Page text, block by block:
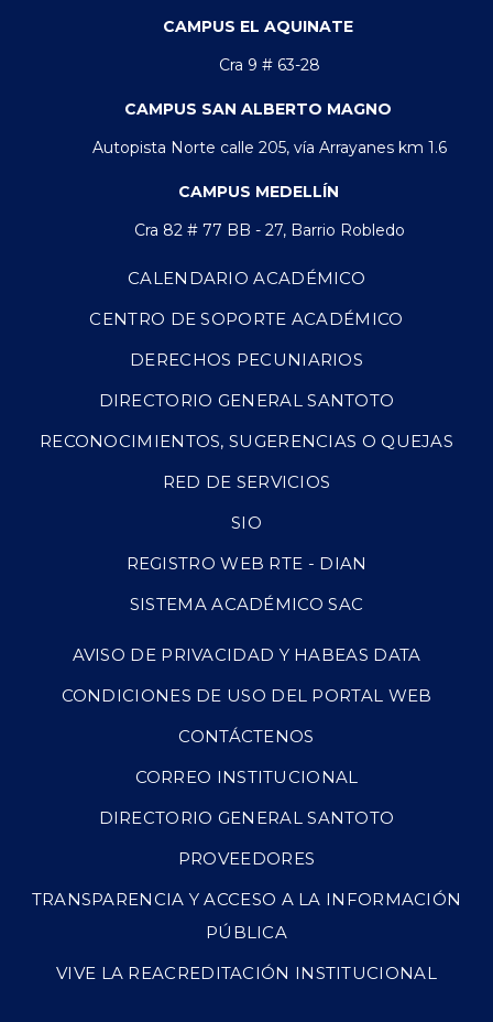
CAMPUS EL AQUINATE
Cra 9 # 63-28
CAMPUS SAN ALBERTO MAGNO
Autopista Norte calle 205, vía Arrayanes km 1.6
CAMPUS MEDELLÍN
Cra 82 # 77 BB - 27, Barrio Robledo
CALENDARIO ACADÉMICO
CENTRO DE SOPORTE ACADÉMICO
DERECHOS PECUNIARIOS
DIRECTORIO GENERAL SANTOTO
RECONOCIMIENTOS, SUGERENCIAS O QUEJAS
RED DE SERVICIOS
SIO
REGISTRO WEB RTE - DIAN
SISTEMA ACADÉMICO SAC
AVISO DE PRIVACIDAD Y HABEAS DATA
CONDICIONES DE USO DEL PORTAL WEB
CONTÁCTENOS
CORREO INSTITUCIONAL
DIRECTORIO GENERAL SANTOTO
PROVEEDORES
TRANSPARENCIA Y ACCESO A LA INFORMACIÓN
PÚBLICA
VIVE LA REACREDITACIÓN INSTITUCIONAL